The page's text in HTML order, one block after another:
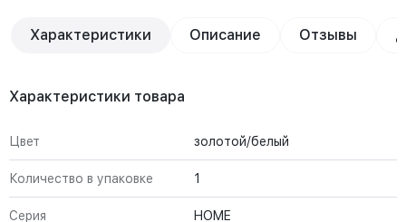
Характеристики Описание Отзывы
Характеристики товара
Цвет золотой/белый
Количество в упаковке 1
Серия HOME